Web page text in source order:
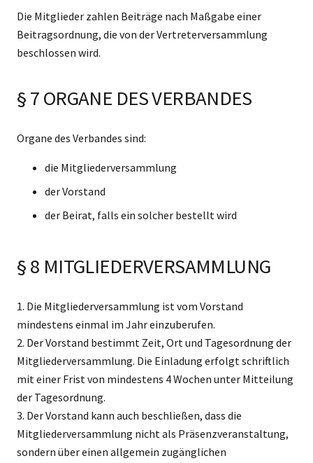
Die Mitglieder zahlen Beiträge nach Maßgabe einer
Beitragsordnung, die von der Vertreterversammlung
beschlossen wird.
§ 7 ORGANE DES VERBANDES
Organe des Verbandes sind:
die Mitgliederversammlung
der Vorstand
der Beirat, falls ein solcher bestellt wird
§ 8 MITGLIEDERVERSAMMLUNG
1. Die Mitgliederversammlung ist vom Vorstand
mindestens einmal im Jahr einzuberufen.
2. Der Vorstand bestimmt Zeit, Ort und Tagesordnung der
Mitgliederversammlung. Die Einladung erfolgt schriftlich
mit einer Frist von mindestens 4 Wochen unter Mitteilung
der Tagesordnung.
3. Der Vorstand kann auch beschließen, dass die
Mitgliederversammlung nicht als Präsenzveranstaltung,
sondern über einen allgemein zugänglichen